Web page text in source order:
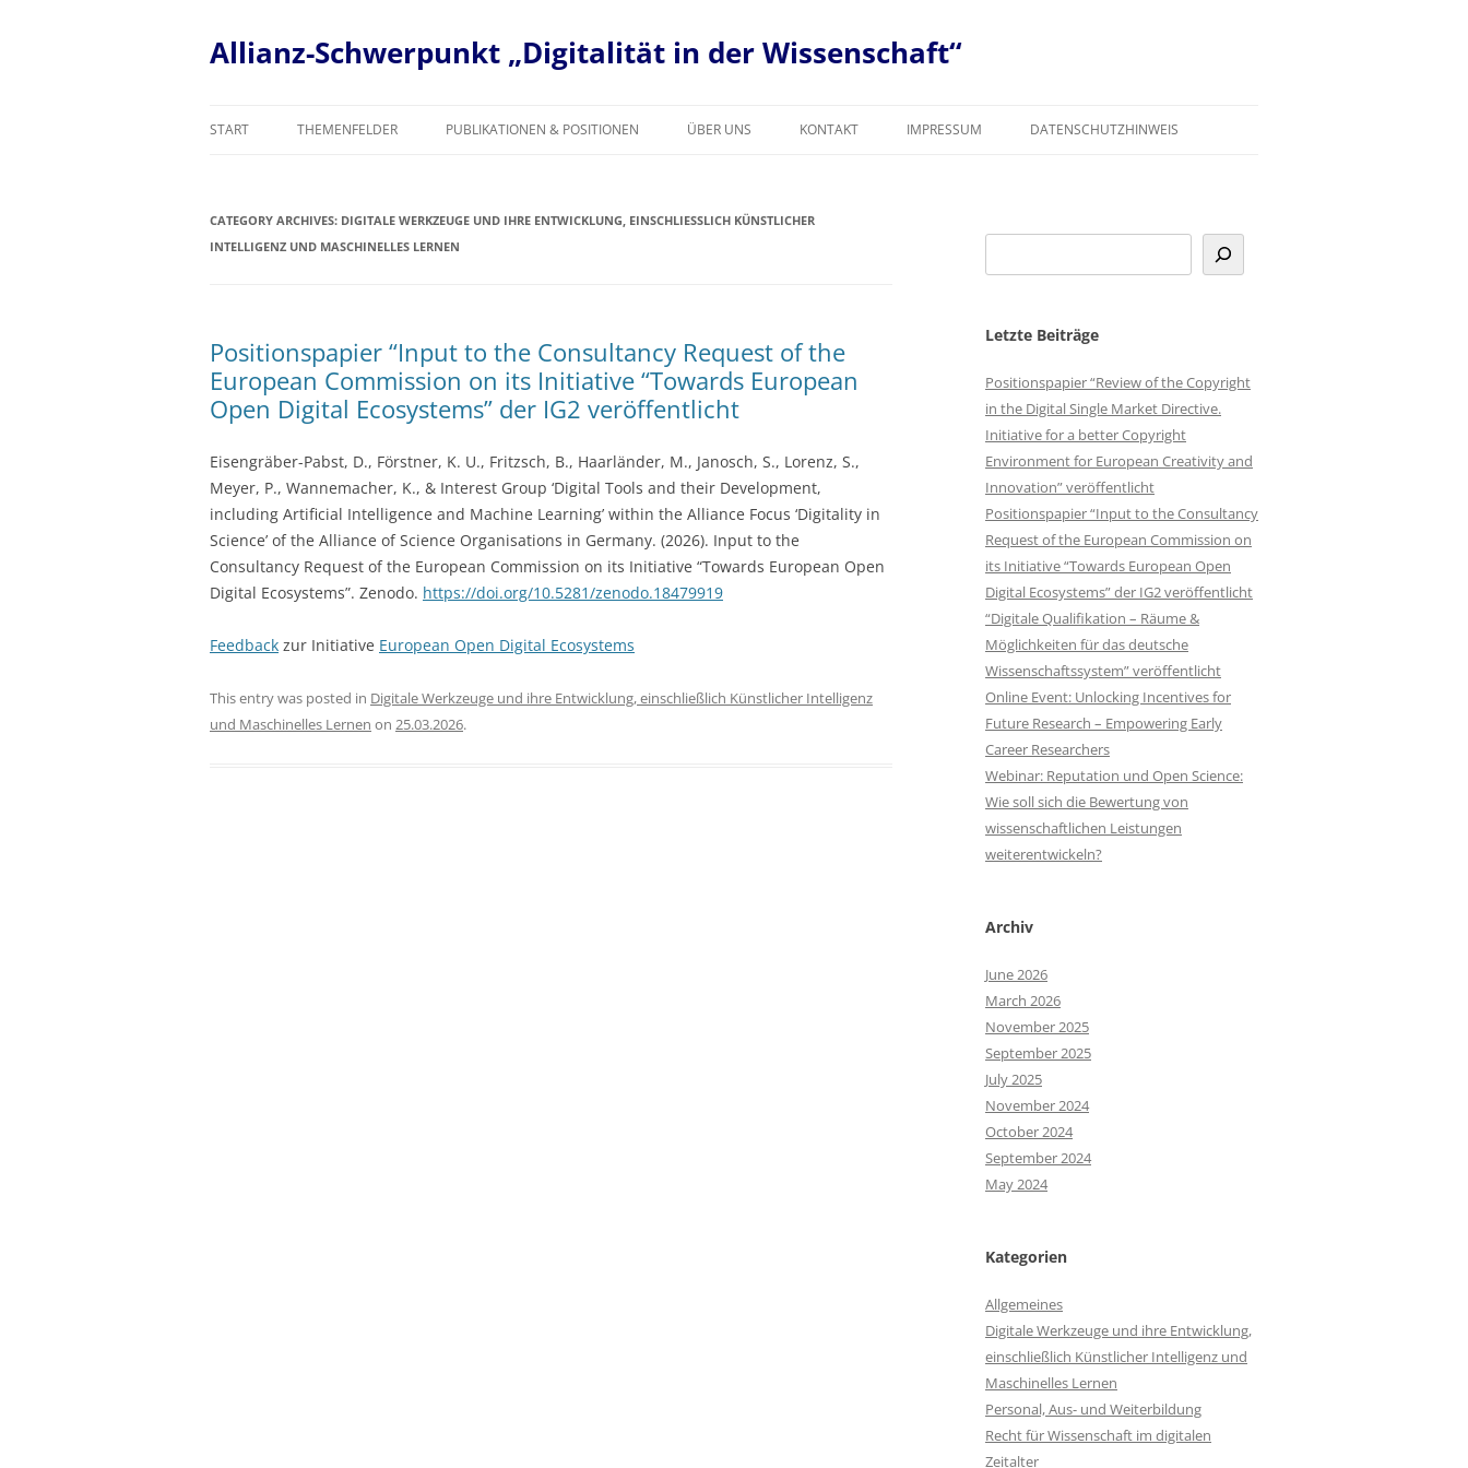
content
Allianz-Schwerpunkt „Digitalität in der Wissenschaft“
START THEMENFELDER
PUBLIZIERENS
ASCHINELLES LERNEN
DIGITALE INFRASTRUKTUREN,
SERVICES UND DATENTRACKING
PERSONAL, AUS- UND
WEITERBILDUNG
REPUTATION UND ANREIZE
REGULATORISCHER RAHMEN UND
PUBLIKATIONEN & POSITIONEN ÜBER UNS KONTAKT IMPRESSUM DATENSCHUTZHINWEIS
CATEGORY ARCHIVES: DIGITALE WERKZEUGE UND IHRE ENTWICKLUNG, EINSCHLIESSLICH KÜNSTLICHER I
NTELLIGENZ UND MASCHINELLES LERNEN
Positionspapier “Input to the Consultancy Request of the
European Commission on its Initiative “Towards European
Open Digital Ecosystems” der IG2 veröffentlicht
Eisengräber-Pabst, D., Förstner, K. U., Fritzsch, B., Haarländer, M., Janosch, S., Lorenz, S.,
Meyer, P., Wannemacher, K., & Interest Group ‘Digital Tools and their Development,
including Artificial Intelligence and Machine Learning’ within the Alliance Focus ‘Digitality in
Science’ of the Alliance of Science Organisations in Germany. (2026). Input to the
Consultancy Request of the European Commission on its Initiative “Towards European Open
Digital Ecosystems”. Zenodo. https://doi.org/10.5281/zenodo.18479919
Feedback zur Initiative European Open Digital Ecosystems
This entry was posted in Digitale Werkzeuge und ihre Entwicklung, einschließlich Künstlicher Intelligenz
und Maschinelles Lernen on 25.03.2026.
Letzte Beiträge
Positionspapier “Review of the Copyright
in the Digital Single Market Directive.
Initiative for a better Copyright
Environment for European Creativity and
Innovation” veröffentlicht
Positionspapier “Input to the Consultancy
Request of the European Commission on
its Initiative “Towards European Open
Digital Ecosystems” der IG2 veröffentlicht
“Digitale Qualifikation – Räume &
Möglichkeiten für das deutsche
Wissenschaftssystem” veröffentlicht
Online Event: Unlocking Incentives for
Future Research – Empowering Early
Career Researchers
Webinar: Reputation und Open Science:
Wie soll sich die Bewertung von
wissenschaftlichen Leistungen
weiterentwickeln?
Archiv
June 2026
March 2026
November 2025
September 2025
July 2025
November 2024
October 2024
September 2024
May 2024
Kategorien
Allgemeines
Digitale Werkzeuge und ihre Entwicklung,
einschließlich Künstlicher Intelligenz und
Maschinelles Lernen
Personal, Aus- und Weiterbildung
Recht für Wissenschaft im digitalen
Zeitalter